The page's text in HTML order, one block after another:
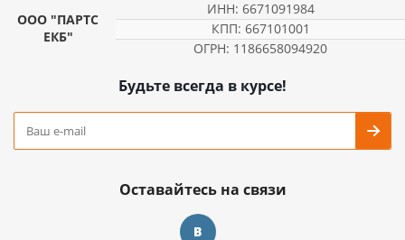
ООО "ПАРТС
ЕКБ"
ИНН: 6671091984
КПП: 667101001
ОГРН: 1186658094920
Будьте всегда в курсе!
Оставайтесь на связи